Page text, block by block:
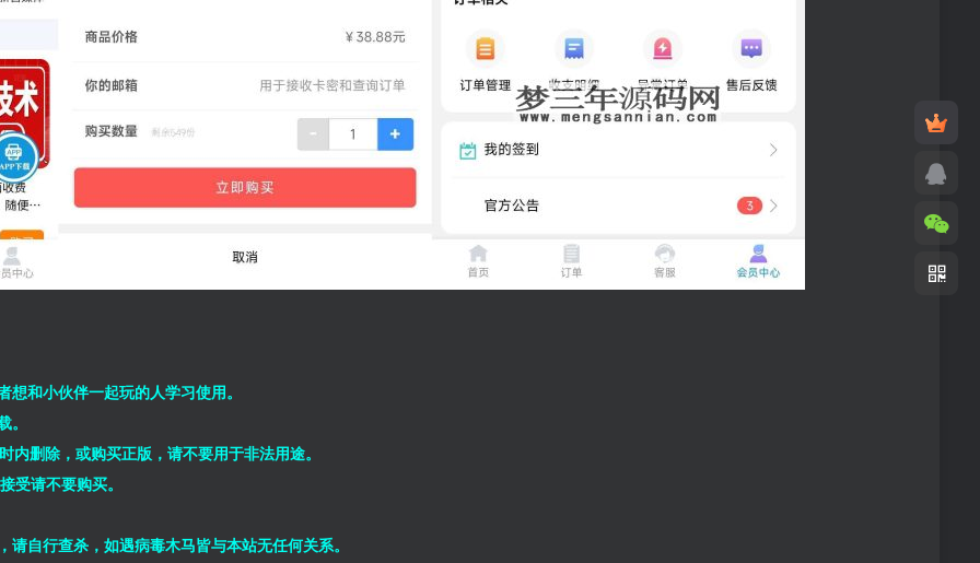
和小伙伴一起玩的人学习使用。
删除，或购买正版，请不要用于非法用途。
受请不要购买。
自行查杀，如遇病毒木马皆与本站无任何关系。